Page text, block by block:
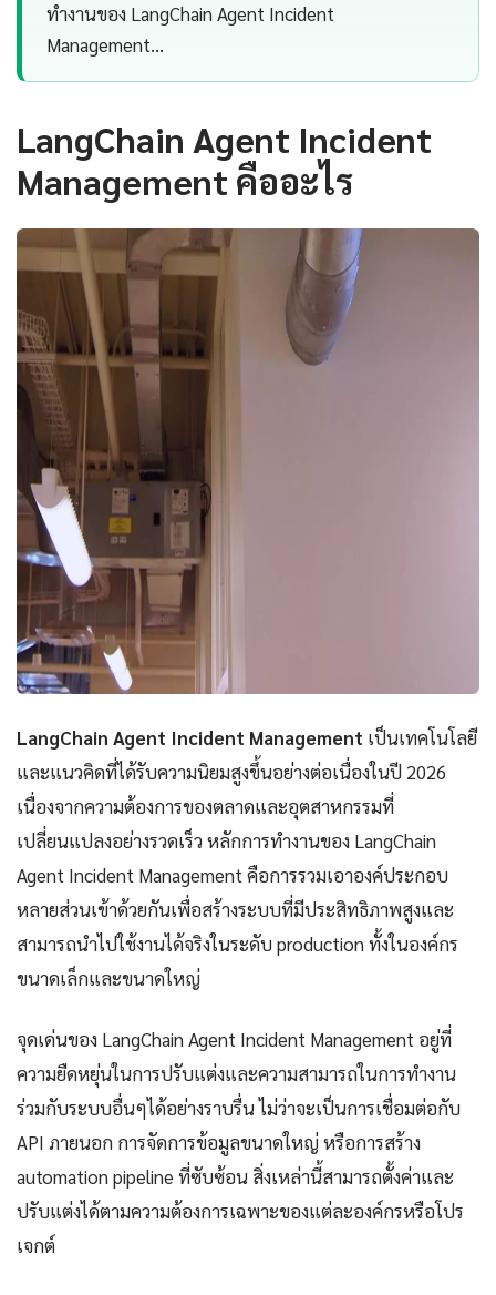
ทำงานของ LangChain Agent Incident
Management…
LangChain Agent Incident
Management คืออะไร
LangChain Agent Incident Management เป็นเทคโนโลยี
และแนวคิดที่ได้รับความนิยมสูงขึ้นอย่างต่อเนื่องในปี 2026
เนื่องจากความต้องการของตลาดและอุตสาหกรรมที่
เปลี่ยนแปลงอย่างรวดเร็ว หลักการทำงานของ LangChain
Agent Incident Management คือการรวมเอาองค์ประกอบ
หลายส่วนเข้าด้วยกันเพื่อสร้างระบบที่มีประสิทธิภาพสูงและ
สามารถนำไปใช้งานได้จริงในระดับ production ทั้งในองค์กร
ขนาดเล็กและขนาดใหญ่
จุดเด่นของ LangChain Agent Incident Management อยู่ที่
ความยืดหยุ่นในการปรับแต่งและความสามารถในการทำงาน
ร่วมกับระบบอื่นๆได้อย่างราบรื่น ไม่ว่าจะเป็นการเชื่อมต่อกับ
API ภายนอก การจัดการข้อมูลขนาดใหญ่ หรือการสร้าง
automation pipeline ที่ซับซ้อน สิ่งเหล่านี้สามารถตั้งค่าและ
ปรับแต่งได้ตามความต้องการเฉพาะของแต่ละองค์กรหรือโปร
เจกต์